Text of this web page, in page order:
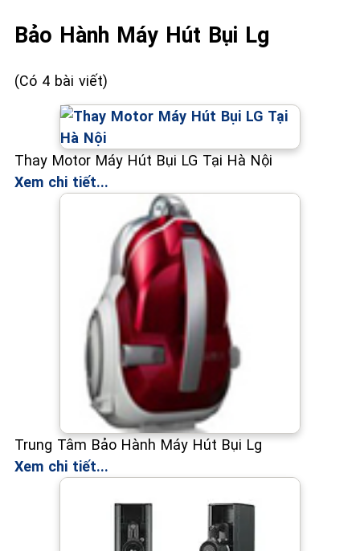
Bảo Hành Máy Hút Bụi Lg
(Có 4 bài viết)
Thay Motor Máy Hút Bụi LG Tại Hà Nội
Xem chi tiết...
Trung Tâm Bảo Hành Máy Hút Bụi Lg
Xem chi tiết...